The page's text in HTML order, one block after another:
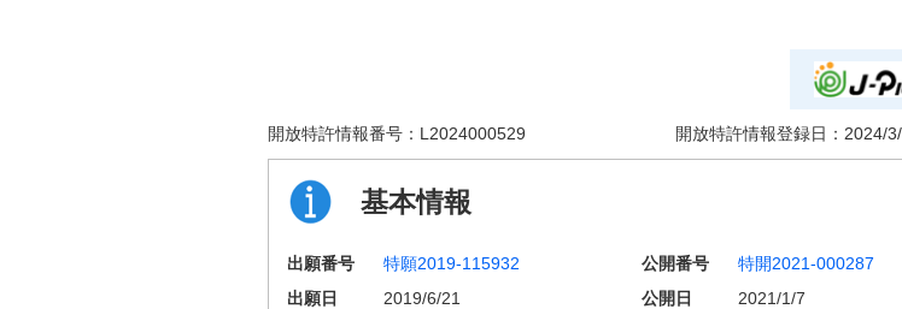
開放特許情報番号： L2024000529 開放特許情報登録日： 2024/
基本情報
出願番号 特願2019-115932 公開番号 特開2021-000287
出願日
2019/6/21 公開日
2021/1/7